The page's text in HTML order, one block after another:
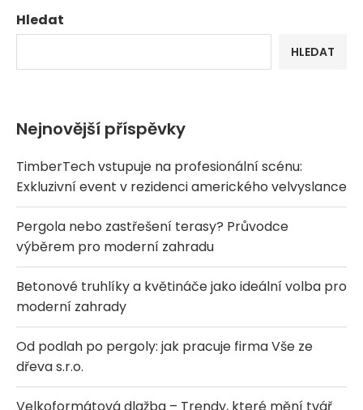
Hledat
HLEDAT
Nejnovější příspěvky
TimberTech vstupuje na profesionální scénu:
Exkluzivní event v rezidenci amerického velvyslance
Pergola nebo zastřešení terasy? Průvodce
výběrem pro moderní zahradu
Betonové truhlíky a květináče jako ideální volba pro
moderní zahrady
Od podlah po pergoly: jak pracuje firma Vše ze
dřeva s.r.o.